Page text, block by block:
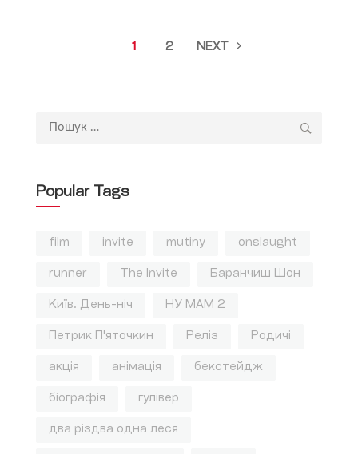
1 2 NEXT
Пошук:
Popular Tags
film invite mutiny onslaught
runner The Invite Баранчиш Шон
Київ. День-ніч НУ МАМ 2
Петрик П'яточкин Реліз Родичі
акція анімація бекстейдж
біографія гулівер
два різдва одна леся